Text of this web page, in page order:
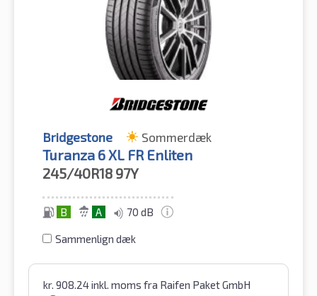
Bridgestone Sommerdæk
Turanza 6 XL FR Enliten
245/40R18 97Y
B A 70 dB
Sammenlign dæk
kr. 908.24inkl. moms fra Raifen Paket GmbH